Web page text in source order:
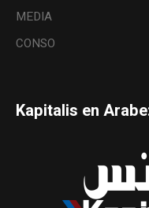
MEDIA
CONSO
Kapitalis en